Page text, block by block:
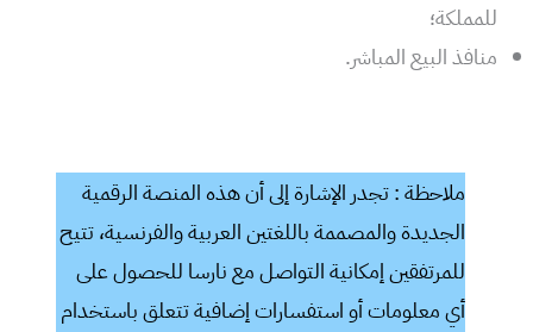
للمملكة؛
منافذ البيع المباشر.
ملاحظة : تجدر الإشارة إلى أن هذه المنصة الرقمية
الجديدة والمصممة باللغتين العربية والفرنسية، تتيح
للمرتفقين إمكانية التواصل مع نارسا للحصول على
أي معلومات أو استفسارات إضافية تتعلق باستخدام